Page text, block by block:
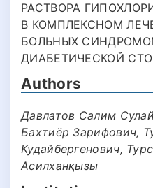
РАСТВОРА
В КОМПЛЕКСНОМ
БОЛЬНЫХ
ДИАБЕТИЧЕСКОЙ
Authors
Давлатов Салим
Бахтиёр Зарифович,
Кудайбергенович,
Асилханқызы